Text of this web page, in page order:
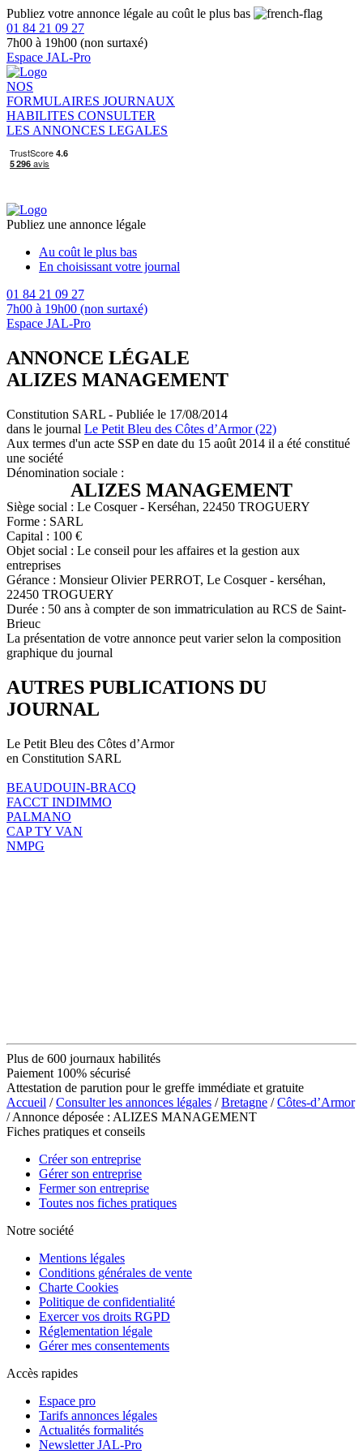
Publiez votre annonce légale au coût le plus bas
01 84 21 09 27
7h00 à 19h00 (non surtaxé)
Espace JAL-Pro
NOS
FORMULAIRES JOURNAUX
HABILITES CONSULTER
LES ANNONCES LEGALES
Publiez une annonce légale
Au coût le plus bas
En choisissant votre journal
01 84 21 09 27
7h00 à 19h00 (non surtaxé)
Espace JAL-Pro
ANNONCE LÉGALE
ALIZES MANAGEMENT
Constitution SARL - Publiée le 17/08/2014
dans le journal Le Petit Bleu des Côtes d’Armor (22)
Aux termes d'un acte SSP en date du 15 août 2014 il a été constitué
une société
Dénomination sociale :
ALIZES MANAGEMENT
Siège social : Le Cosquer - Kerséhan, 22450 TROGUERY
Forme : SARL
Capital : 100 €
Objet social : Le conseil pour les affaires et la gestion aux
entreprises
Gérance : Monsieur Olivier PERROT, Le Cosquer - kerséhan,
22450 TROGUERY
Durée : 50 ans à compter de son immatriculation au RCS de Saint-
Brieuc
La présentation de votre annonce peut varier selon la composition
graphique du journal
AUTRES PUBLICATIONS DU
JOURNAL
Le Petit Bleu des Côtes d’Armor
en Constitution SARL
BEAUDOUIN-BRACQ
FACCT INDIMMO
PALMANO
CAP TY VAN
NMPG
Plus de 600 journaux habilités
Paiement 100% sécurisé
Attestation de parution pour le greffe immédiate et gratuite
Accueil /Consulter les annonces légales /Bretagne /Côtes-d’Armor
/ Annonce déposée : ALIZES MANAGEMENT
Fiches pratiques et conseils
Créer son entreprise
Gérer son entreprise
Fermer son entreprise
Toutes nos fiches pratiques
Notre société
Mentions légales
Conditions générales de vente
Charte Cookies
Politique de confidentialité
Exercer vos droits RGPD
Réglementation légale
Gérer mes consentements
Accès rapides
Espace pro
Tarifs annonces légales
Actualités formalités
Newsletter JAL-Pro